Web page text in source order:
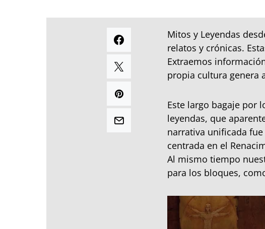
Mitos y Leyendas
relatos y crónicas.
Extraemos
propia cultura genera
Este largo bagaje por
leyendas, que
narrativa unificada
centrada en el
Al mismo tiempo
para los bloques,